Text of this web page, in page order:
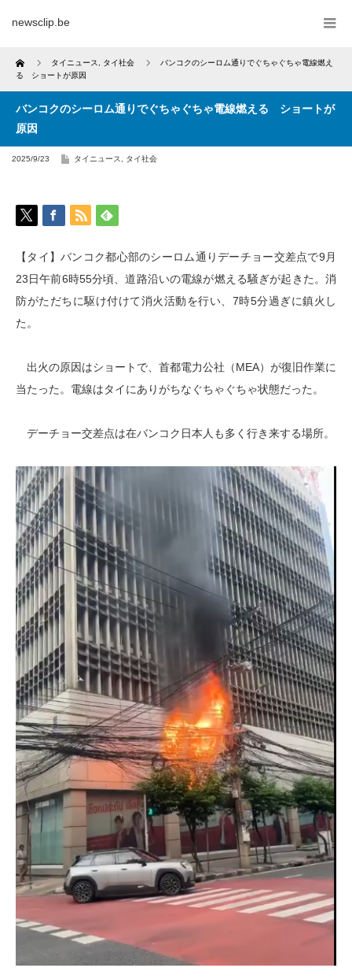
newsclip.be
Home タイニュース タイ社会
バンコクのシーロム通りでぐちゃぐちゃ電線燃え
る ショートが原因
バンコクのシーロム通りでぐちゃぐちゃ電線燃える ショートが
原因
2025/9/23 タイニュース タイ社会
【タイ】バンコク都心部のシーロム通りデーチョー交差点で9月
23日午前6時55分頃、道路沿いの電線が燃える騒ぎが起きた。消
防がただちに駆け付けて消火活動を行い、7時5分過ぎに鎮火し
た。
出火の原因はショートで、首都電力公社（MEA）が復旧作業に
当たった。電線はタイにありがちなぐちゃぐちゃ状態だった。
デーチョー交差点は在バンコク日本人も多く行き来する場所。